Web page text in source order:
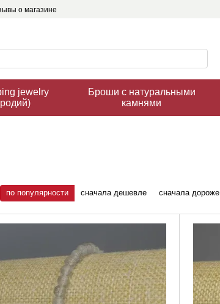
о магазине
jewelry
Броши с натуральными
камнями
по популярности сначала дешевле сначала дороже